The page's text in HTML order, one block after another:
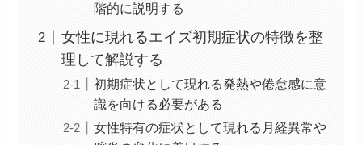
階的に説明する
女性に現れるエイズ初期症状の特徴を整
理して解説する
初期症状として現れる発熱や倦怠感に意
識を向ける必要がある
女性特有の症状として現れる月経異常や